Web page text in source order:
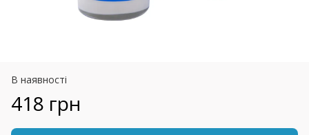
В наявності
418 грн